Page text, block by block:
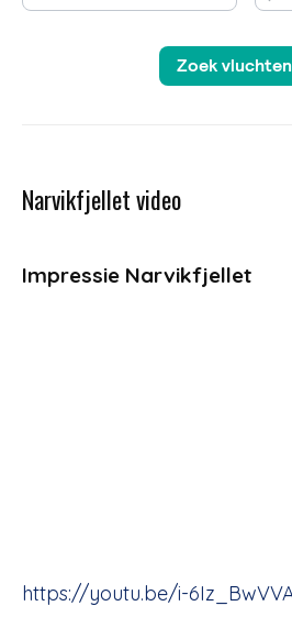
Narvikfjellet video
Impressie Narvikfjellet
https://youtu.be/i-6Iz_BwVVA